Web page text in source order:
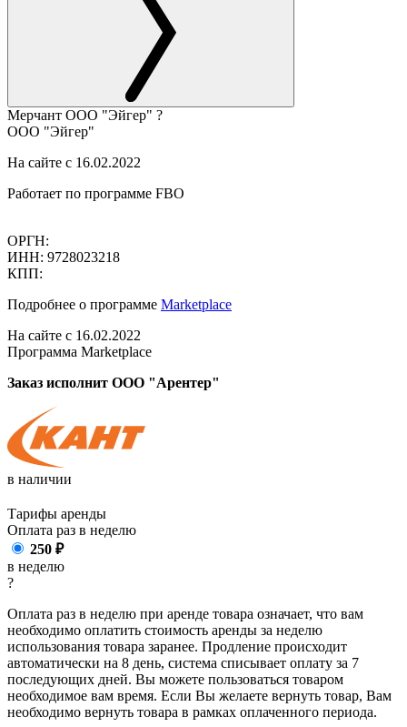
Мерчант ООО "Эйгер" ?
ООО "Эйгер"
На сайте с 16.02.2022
Работает по программе FBO
ОРГН:
ИНН: 9728023218
КПП:
Подробнее о программе Marketplace
На сайте с 16.02.2022
Программа Marketplace
Заказ исполнит ООО "Арентер"
в наличии
Тарифы аренды
Оплата раз в неделю
250 ₽
в неделю
?
Оплата раз в неделю при аренде товара означает, что вам
необходимо оплатить стоимость аренды за неделю
использования товара заранее. Продление происходит
автоматически на 8 день, система списывает оплату за 7
последующих дней. Вы можете пользоваться товаром
необходимое вам время. Если Вы желаете вернуть товар, Вам
необходимо вернуть товара в рамках оплаченного периода.